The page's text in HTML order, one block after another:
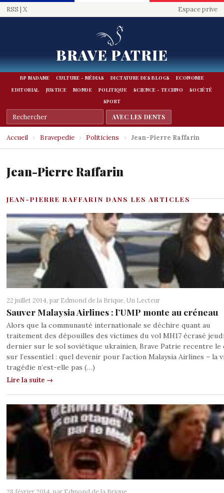
RSS | X Espace prive
BRAVE PATRIE
BP MADAME CULTURE - MÉDIAS DICTATURE DES BLOGS
ECONOMIE
EDITORIAL
JUSTICE MONDE POLITIQUE SCIENCE - TECHNO
SOCIÉTÉ
SPORT
Accueil › Bravepedie › Politiciens › Jean-Pierre Raffarin
Jean-Pierre Raffarin
JEAN-PIERRE RAFFARIN DANS LES ARTICLES
22 juillet 2014, par Edmond de la Brique, Un Lecteur
Sauver Malaysia Airlines : l’UMP monte au créneau
Alors que la communauté internationale se déchire quant au
traitement des dépouilles des victimes du vol MH17 écrasé
dernier sur le sol soviétique ukrainien, Brave Patrie recentre le
sur l’essentiel : quel devenir pour l’action Malaysia Airlines – la
tragédie n’est-elle pas (…)
Lire la suite →
28 février 2014, par Edmond de la Brique